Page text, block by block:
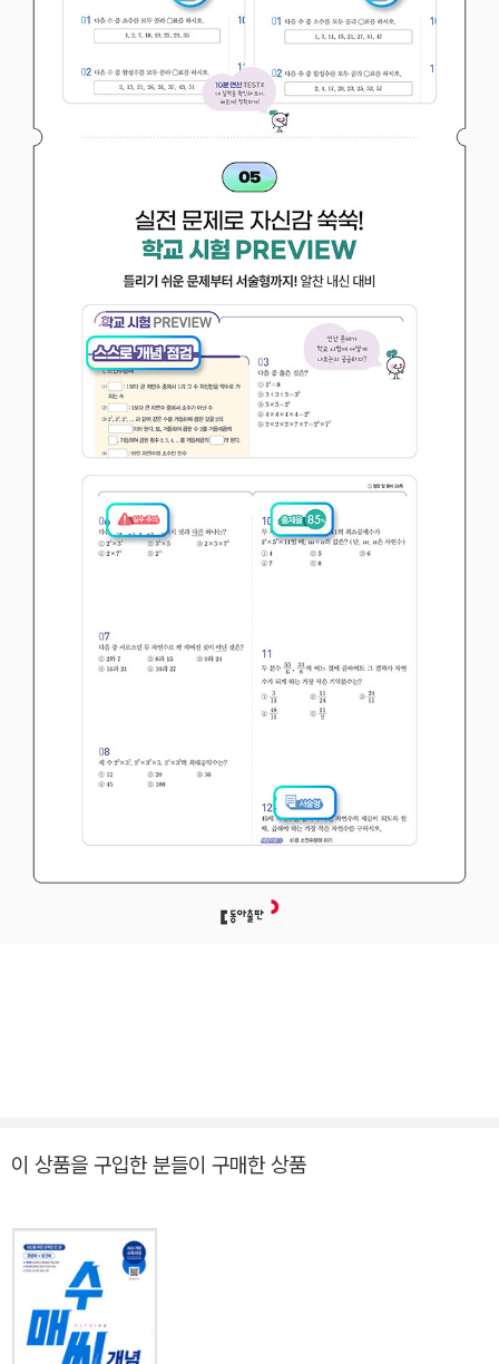
이 상품을 구입한 분들이 구매한 상품